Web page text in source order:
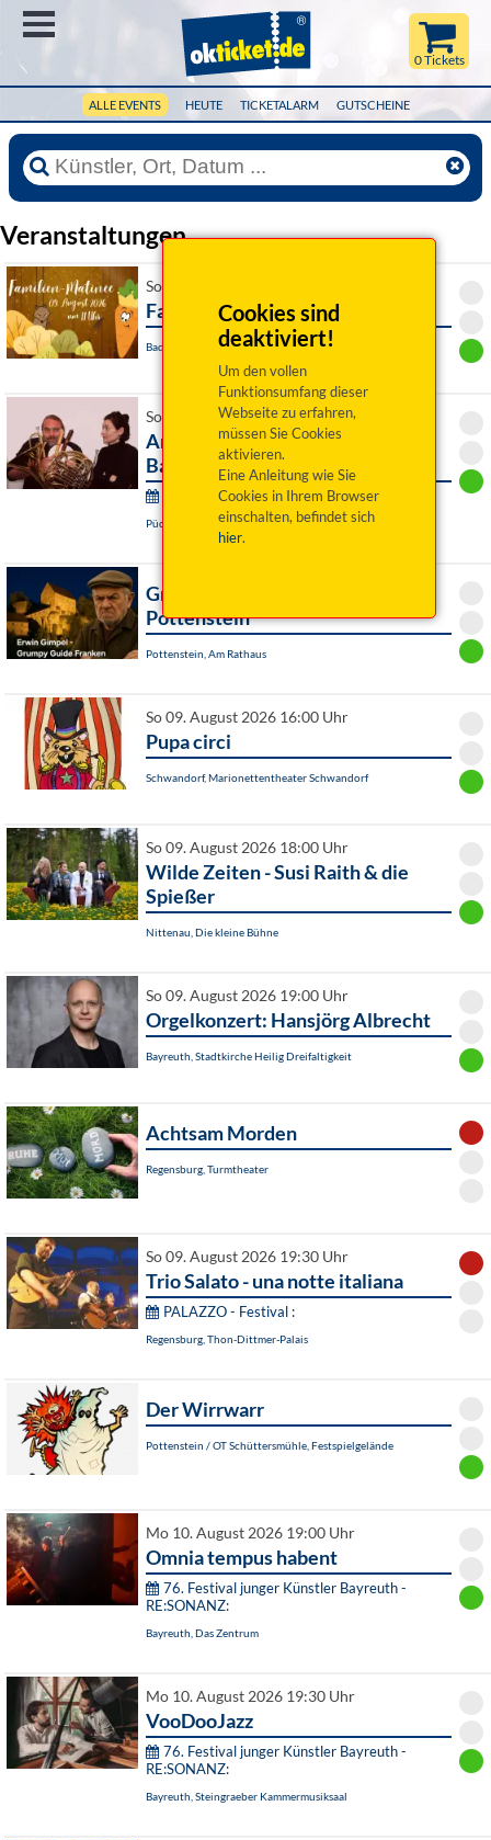
ALLE EVENTS HEUTE TICKETALARM GUTSCHEINE
0 Tickets
Cookies sind
deaktiviert!
Um den vollen
Funktionsumfang dieser
Webseite zu erfahren,
müssen Sie Cookies
aktivieren.
Eine Anleitung wie Sie
Cookies in Ihrem Browser
einschalten, befindet sich
hier.
Veranstaltungen
So 09. August 2026 11:00 Uhr
Familienmatinee
Bad Rodach / OT Heldritt, Waldbühne
So 09. August 2026 16:00 Uhr
Andreas Martin Hofmeir, Tuba &
Barbara Schmelz, Kl
Wurzer Sommerkonzerte:
Püchersreuth / OT Wurz, Historischer Pfarrhof
Grumpy Guide Franken ist in
Pottenstein
Pottenstein, Am Rathaus
So 09. August 2026 16:00 Uhr
Pupa circi
Schwandorf, Marionettentheater Schwandorf
So 09. August 2026 18:00 Uhr
Wilde Zeiten - Susi Raith & die
Spießer
Nittenau, Die kleine Bühne
So 09. August 2026 19:00 Uhr
Orgelkonzert: Hansjörg Albrecht
Bayreuth, Stadtkirche Heilig Dreifaltigkeit
Achtsam Morden
Regensburg, Turmtheater
So 09. August 2026 19:30 Uhr
Trio Salato - una notte italiana
PALAZZO - Festival :
Regensburg, Thon-Dittmer-Palais
Der Wirrwarr
Pottenstein / OT Schüttersmühle, Festspielgelände
Mo 10. August 2026 19:00 Uhr
Omnia tempus habent
76. Festival junger Künstler Bayreuth -
RE:SONANZ:
Bayreuth, Das Zentrum
Mo 10. August 2026 19:30 Uhr
VooDooJazz
76. Festival junger Künstler Bayreuth -
RE:SONANZ:
Bayreuth, Steingraeber Kammermusiksaal